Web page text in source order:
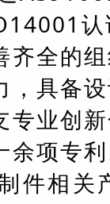
齐全的
，具备
专业创
余项专
件相关